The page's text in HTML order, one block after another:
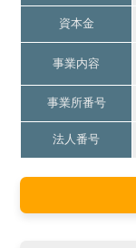
資本金
事業内容
事業所番号
法人番号